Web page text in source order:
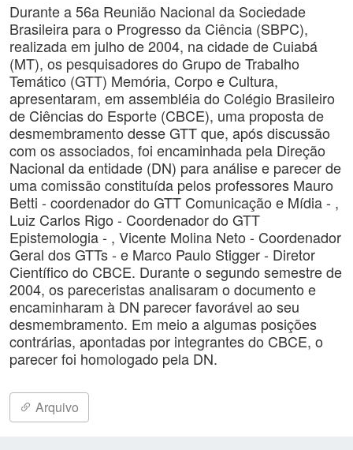
Durante a 56a Reunião Nacional da Sociedade
Brasileira para o Progresso da Ciência (SBPC),
realizada em julho de 2004, na cidade de Cuiabá
(MT), os pesquisadores do Grupo de Trabalho
Temático (GTT) Memória, Corpo e Cultura,
apresentaram, em assembléia do Colégio Brasileiro
de Ciências do Esporte (CBCE), uma proposta de
desmembramento desse GTT que, após discussão
com os associados, foi encaminhada pela Direção
Nacional da entidade (DN) para análise e parecer de
uma comissão constituída pelos professores Mauro
Betti - coordenador do GTT Comunicação e Mídia - ,
Luiz Carlos Rigo - Coordenador do GTT
Epistemologia - , Vicente Molina Neto - Coordenador
Geral dos GTTs - e Marco Paulo Stigger - Diretor
Científico do CBCE. Durante o segundo semestre de
2004, os pareceristas analisaram o documento e
encaminharam à DN parecer favorável ao seu
desmembramento. Em meio a algumas posições
contrárias, apontadas por integrantes do CBCE, o
parecer foi homologado pela DN.
Arquivo